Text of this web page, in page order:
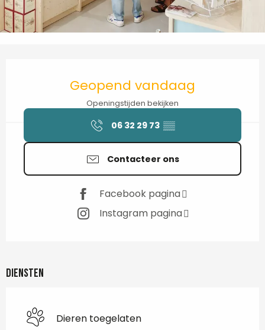
Geopend vandaag
Openingstijden bekijken
06 32 29 73 ▒▒
Contacteer ons
Facebook pagina
Instagram pagina
Diensten
Dieren toegelaten